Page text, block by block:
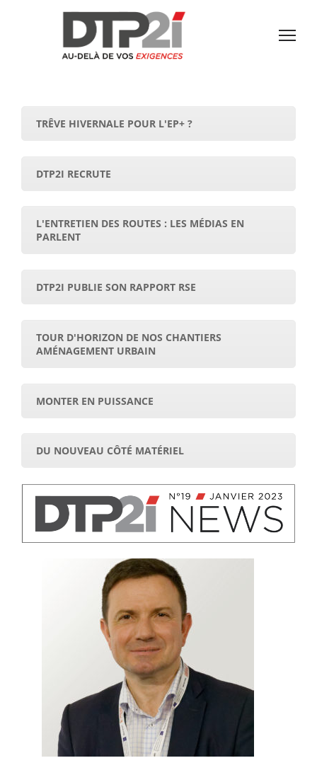
TRÊVE HIVERNALE POUR L'EP+ ?
DTP2I RECRUTE
L'ENTRETIEN DES ROUTES : LES MÉDIAS EN
PARLENT
DTP2I PUBLIE SON RAPPORT RSE
TOUR D'HORIZON DE NOS CHANTIERS
AMÉNAGEMENT URBAIN
MONTER EN PUISSANCE
DU NOUVEAU CÔTÉ MATÉRIEL